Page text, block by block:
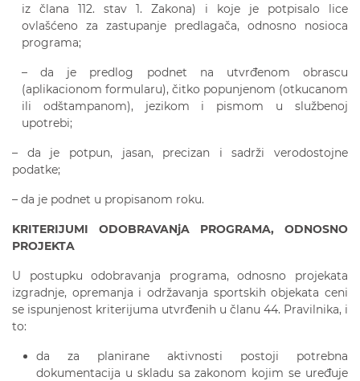
iz člana 112. stav 1. Zakona) i koje je potpisalo lice
ovlašćeno za zastupanje predlagača, odnosno nosioca
programa;
– da je predlog podnet na utvrđenom obrascu
(aplikacionom formularu), čitko popunjenom (otkucanom
ili odštampanom), jezikom i pismom u službenoj
upotrebi;
– da je potpun, jasan, precizan i sadrži verodostojne
podatke;
– da je podnet u propisanom roku.
KRITERIJUMI ODOBRAVANjA PROGRAMA, ODNOSNO
PROJEKTA
U postupku odobravanja programa, odnosno projekata
izgradnje, opremanja i održavanja sportskih objekata ceni
se ispunjenost kriterijuma utvrđenih u članu 44. Pravilnika, i
to:
da za planirane aktivnosti postoji potrebna
dokumentacija u skladu sa zakonom kojim se uređuje